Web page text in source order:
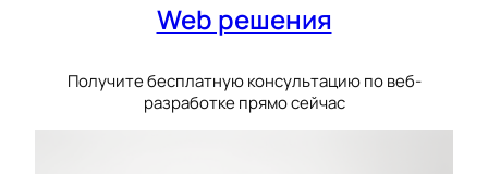
Web решения
Получите бесплатную консультацию по веб-
разработке прямо сейчас